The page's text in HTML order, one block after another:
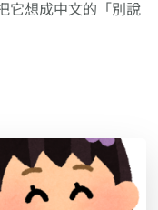
它想成中文的「別說